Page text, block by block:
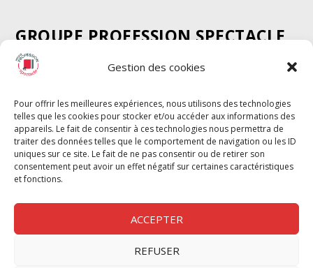
Gestion des cookies
Pour offrir les meilleures expériences, nous utilisons des technologies
telles que les cookies pour stocker et/ou accéder aux informations des
appareils. Le fait de consentir à ces technologies nous permettra de
traiter des données telles que le comportement de navigation ou les ID
uniques sur ce site. Le fait de ne pas consentir ou de retirer son
consentement peut avoir un effet négatif sur certaines caractéristiques
et fonctions.
ACCEPTER
REFUSER
GROUPE PROFESSION SPECTACLE
Chèque Intermittents
Chèque Compta
Chèque Emploi Spectacle
G-Pods
Profession Audio-visuel
Le Cahier Pro
Suivre Suivre